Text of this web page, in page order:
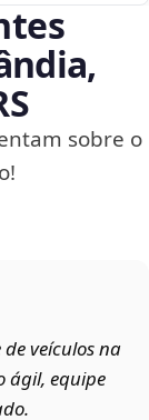
sobre o
veículos na
ágil, equipe